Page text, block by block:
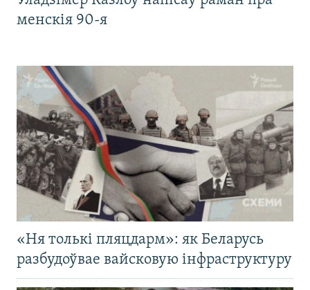
менскія 90-я
«Ня толькі пляцдарм»: як Беларусь
разбудоўвае вайсковую інфраструктуру